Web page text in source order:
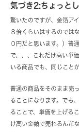
気づき2:ちょっと
驚いたのですが、金箔ア
８倍くらいはするのでは
０円だと思います。）普
で、、、これだけ高い単
いる商品でも、同じこと
普通の商品をそのまま売
ることになります。でも
ることで、単価を上げる
け高い金額で売れるんだ